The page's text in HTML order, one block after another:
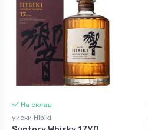
На склад
уиски Hibiki